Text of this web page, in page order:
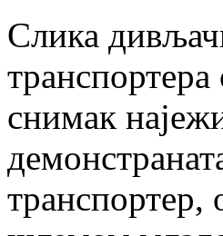
Слика
транспортера
снимак
транспортер,